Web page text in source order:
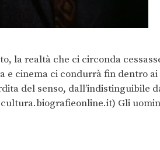
la realtà che ci circonda
cinema ci condurrà fin dentro
del senso, dall’indistinguibile
Gli